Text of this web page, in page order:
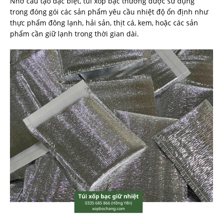
trong đóng gói các sản phẩm yêu cầu nhiệt độ ổn định như
thực phẩm đông lạnh, hải sản, thịt cá, kem, hoặc các sản
phẩm cần giữ lạnh trong thời gian dài.